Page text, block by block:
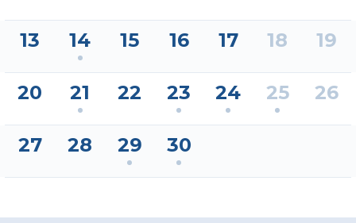
13 14 15 16 17 18 19
20 21 22 23 24 25 26
27 28 29 30